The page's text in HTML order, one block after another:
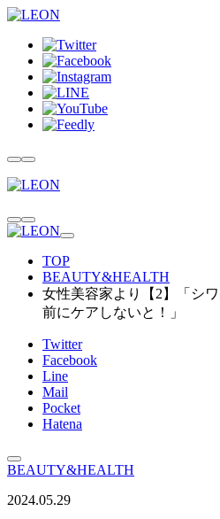
TOP
BEAUTY&HEALTH
女性美容家より【2】「シ
前にケアしないと！」
Twitter
Facebook
Line
Mail
Pocket
Hatena
BEAUTY&HEALTH
2024.05.29